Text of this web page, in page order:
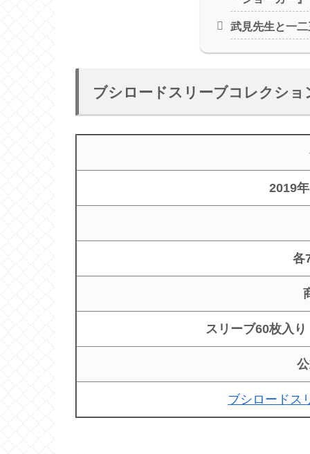
武見先生と一
ブシロードスリーブコレクシ
2019
各
スリーブ60枚入
ブシロードス